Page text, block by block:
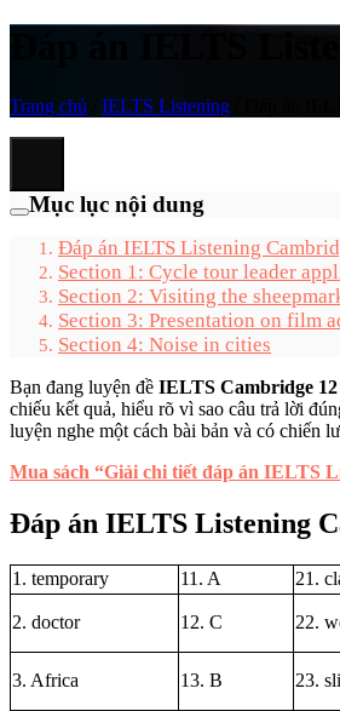
Đáp án IELTS
Trang chủ IELTS Listening Đáp án
Mục lục nội dung
Đáp án IELTS Listening
Section 1: Cycle tour leader
Section 2: Visiting the
Section 3: Presentation on film
Section 4: Noise in cities
Bạn đang luyện đề IELTS Cambridge 12
chiếu kết quả, hiểu rõ vì sao câu trả lời
luyện nghe một cách bài bản và có chiến
Mua sách “Giải chi tiết đáp án IELTS
Đáp án IELTS Listening
1. temporary 11. A 21.
2. doctor 12. C 22.
3. Africa 13. B 23.